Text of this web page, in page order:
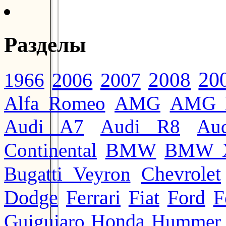
Разделы
1966 2006 2007 2008
Alfa Romeo AMG AMG
Audi A7
Audi R8
Continental BMW BMW
Bugatti Veyron Chevrolet
Dodge Ferrari Fiat Ford
Guiguiaro Honda Hummer